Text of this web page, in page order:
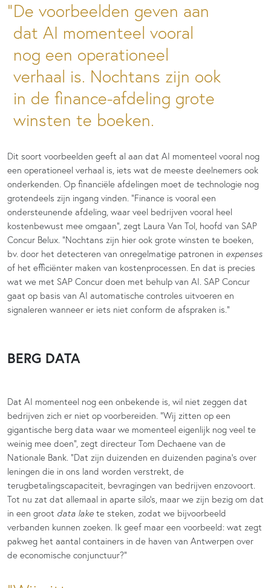
De voorbeelden geven aan
dat AI momenteel vooral
nog een operationeel
verhaal is. Nochtans zijn ook
in de finance-afdeling grote
winsten te boeken.
Dit soort voorbeelden geeft al aan dat AI momenteel vooral nog
een operationeel verhaal is, iets wat de meeste deelnemers ook
onderkenden. Op financiële afdelingen moet de technologie nog
grotendeels zijn ingang vinden. “Finance is vooral een
ondersteunende afdeling, waar veel bedrijven vooral heel
kostenbewust mee omgaan”, zegt Laura Van Tol, hoofd van SAP
Concur Belux. “Nochtans zijn hier ook grote winsten te boeken,
bv. door het detecteren van onregelmatige patronen in expenses
of het efficiënter maken van kostenprocessen. En dat is precies
wat we met SAP Concur doen met behulp van AI. SAP Concur
gaat op basis van AI automatische controles uitvoeren en
signaleren wanneer er iets niet conform de afspraken is.”
BERG DATA
Dat AI momenteel nog een onbekende is, wil niet zeggen dat
bedrijven zich er niet op voorbereiden. “Wij zitten op een
gigantische berg data waar we momenteel eigenlijk nog veel te
weinig mee doen”, zegt directeur Tom Dechaene van de
Nationale Bank. “Dat zijn duizenden en duizenden pagina’s over
leningen die in ons land worden verstrekt, de
terugbetalingscapaciteit, bevragingen van bedrijven enzovoort.
Tot nu zat dat allemaal in aparte silo’s, maar we zijn bezig om dat
in een groot data lake te steken, zodat we bijvoorbeeld
verbanden kunnen zoeken. Ik geef maar een voorbeeld: wat zegt
pakweg het aantal containers in de haven van Antwerpen over
de economische conjunctuur?”